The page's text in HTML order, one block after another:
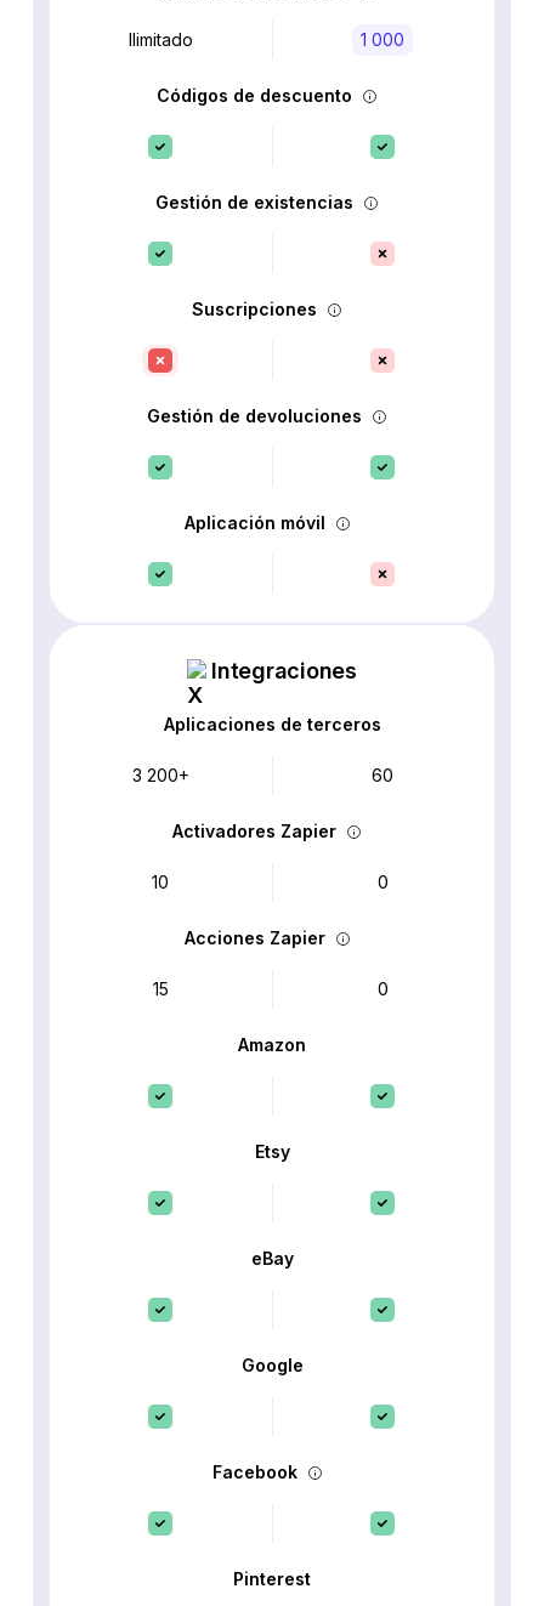
Ilimitado 1 000
Códigos de descuento
Gestión de existencias
Suscripciones
Gestión de devoluciones
Aplicación móvil
Integraciones
Aplicaciones de terceros
3 200+ 60
Activadores Zapier
10 0
Acciones Zapier
15 0
Amazon
Etsy
eBay
Google
Facebook
Pinterest